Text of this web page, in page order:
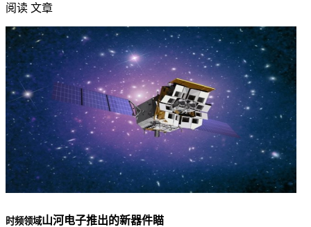
阅读 文章
时频领域山河电子推出的新器件瞄